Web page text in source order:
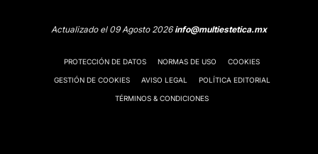
Actualizado el 09 Agosto 2026info@multiestetica.mx
PROTECCIÓN DE DATOS NORMAS DE USO COOKIES
GESTIÓN DE COOKIES AVISO LEGAL POLÍTICA EDITORIAL
TÉRMINOS & CONDICIONES